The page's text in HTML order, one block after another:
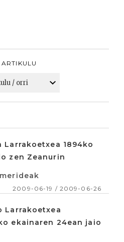
ARTIKULU
Larrakoetxea 1894ko
zen Zeanurin
2009-06-19 / 2009-06-26
Larrakoetxea
ekainaren 24ean jaio